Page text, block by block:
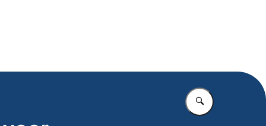
Vul in wat u